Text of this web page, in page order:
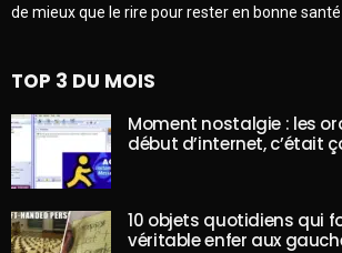
de mieux que le rire pour rester en bonne santé
TOP 3 DU MOIS
Moment nostalgie : les
début d’internet, c’était
10 objets quotidiens qui
véritable enfer aux